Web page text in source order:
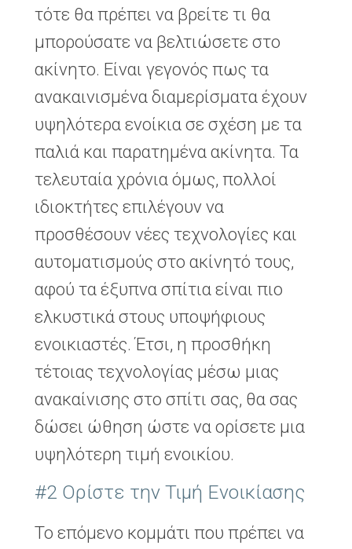
τότε θα πρέπει να βρείτε τι θα
μπορούσατε να βελτιώσετε στο
ακίνητο. Είναι γεγονός πως τα
ανακαινισμένα διαμερίσματα έχουν
υψηλότερα ενοίκια σε σχέση με τα
παλιά και παρατημένα ακίνητα. Τα
τελευταία χρόνια όμως, πολλοί
ιδιοκτήτες επιλέγουν να
προσθέσουν νέες τεχνολογίες και
αυτοματισμούς στο ακίνητό τους,
αφού τα έξυπνα σπίτια είναι πιο
ελκυστικά στους υποψήφιους
ενοικιαστές. Έτσι, η προσθήκη
τέτοιας τεχνολογίας μέσω μιας
ανακαίνισης στο σπίτι σας, θα σας
δώσει ώθηση ώστε να ορίσετε μια
υψηλότερη τιμή ενοικίου.
#2 Ορίστε την Τιμή Ενοικίασης
Το επόμενο κομμάτι που πρέπει να